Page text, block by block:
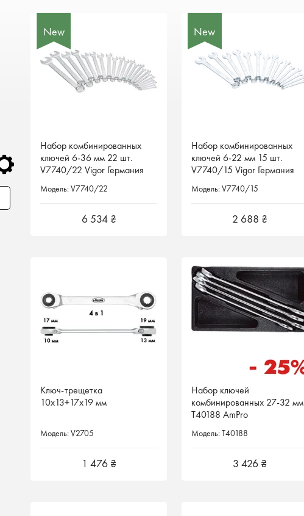
New
Набор комбинированных
ключей 6-36 мм 22 шт.
V7740/22 Vigor Германия
Модель: V7740/22
6 534 ₴
New
Набор комбинированных
ключей 6-36 мм 22 шт.
V7740/22 Vigor Германия
Модель: V7740/22
6 534 ₴
New
Набор комбинированных
ключей 6-22 мм 15 шт.
V7740/15 Vigor Германия
Модель: V7740/15
2 688 ₴
New
Набор комбинированных
ключей 6-22 мм 15 шт.
V7740/15 Vigor Германия
Модель: V7740/15
2 688 ₴
Ключ-трещетка
10х13+17х19 мм
Модель: V2705
1 476 ₴
Ключ-трещетка
10х13+17х19 мм
Модель: V2705
1 476 ₴
Набор ключей
комбинированных 27-32 мм
T40188 AmPro
Модель: T40188
3 426 ₴
Набор ключей
комбинированных 27-32 мм
T40188 AmPro
Модель: T40188
3 426 ₴